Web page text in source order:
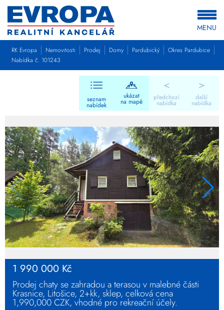
MENU
RK Evropa Nemovitosti Prodej Domy Pardubický
Okres Pardubice
Nabídka č. 101243
<
předchozí
nabídka
seznam
nabídek
ukázat
na mapě
>
další
nabídka
1 990 000 Kč
Prodej chaty se zahradou a terasou v malebné části
Krasnice, Litošice, 2+kk, sklep, celková cena
1,990,000 CZK, vhodné pro rekreační účely.